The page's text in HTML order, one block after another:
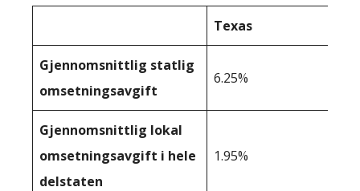
Texas
Gjennomsnittlig statlig
omsetningsavgift
6.25%
Gjennomsnittlig lokal
omsetningsavgift i hele
delstaten
1.95%